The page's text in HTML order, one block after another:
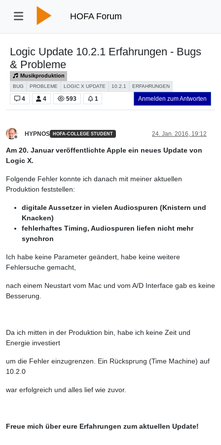
HOFA Forum
Logic Update 10.2.1 Erfahrungen - Bugs
& Probleme
Musikproduktion
BUG PROBLEME LOGIC X UPDATE 10.2.1 ERFAHRUNGEN
4 4 593 1 Anmelden zum Antworten
HYPNOS HOFA-COLLEGE STUDENT 24. Jan. 2016, 19:12
Am 20. Januar veröffentlichte Apple ein neues Update von
Logic X.
Folgende Fehler konnte ich danach mit meiner aktuellen
Produktion feststellen:
digitale Aussetzer in vielen Audiospuren (Knistern und
Knacken)
fehlerhaftes Timing, Audiospuren liefen nicht mehr
synchron
Ich habe keine Parameter geändert, habe keine weitere
Fehlersuche gemacht,
nach einem Neustart vom Mac und vom A/D Interface gab es keine
Besserung.
Da ich mitten in der Produktion bin, habe ich keine Zeit und
Energie investiert
um die Fehler einzugrenzen. Ein Rücksprung (Time Machine) auf
10.2.0
war erfolgreich und alles lief wie zuvor.
Freue mich über eure Erfahrungen zum aktuellen Update!